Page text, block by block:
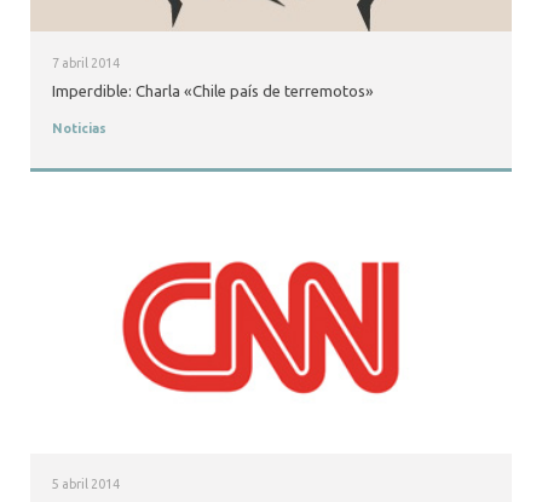
7 abril 2014
Imperdible: Charla «Chile país de terremotos»
Noticias
5 abril 2014